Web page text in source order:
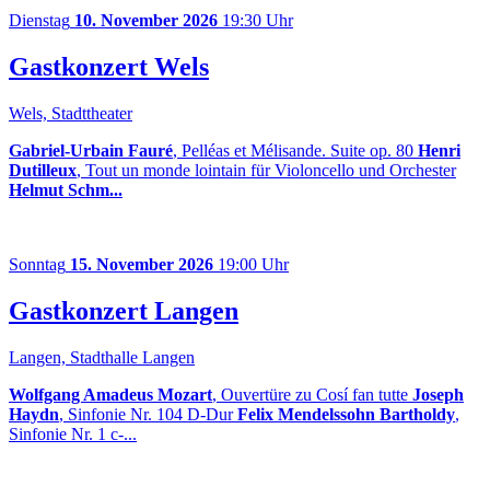
Dienstag 10. November 2026 19:30 Uhr
Gastkonzert Wels
Wels, Stadttheater
Gabriel-Urbain Fauré, Pelléas et Mélisande. Suite op. 80 Henri
Dutilleux, Tout un monde lointain für Violoncello und Orchester
Helmut Schm...
Sonntag 15. November 2026 19:00 Uhr
Gastkonzert Langen
Langen, Stadthalle Langen
Wolfgang Amadeus Mozart, Ouvertüre zu Cosí fan tutte Joseph
Haydn, Sinfonie Nr. 104 D-DurFelix Mendelssohn Bartholdy,
Sinfonie Nr. 1 c-...